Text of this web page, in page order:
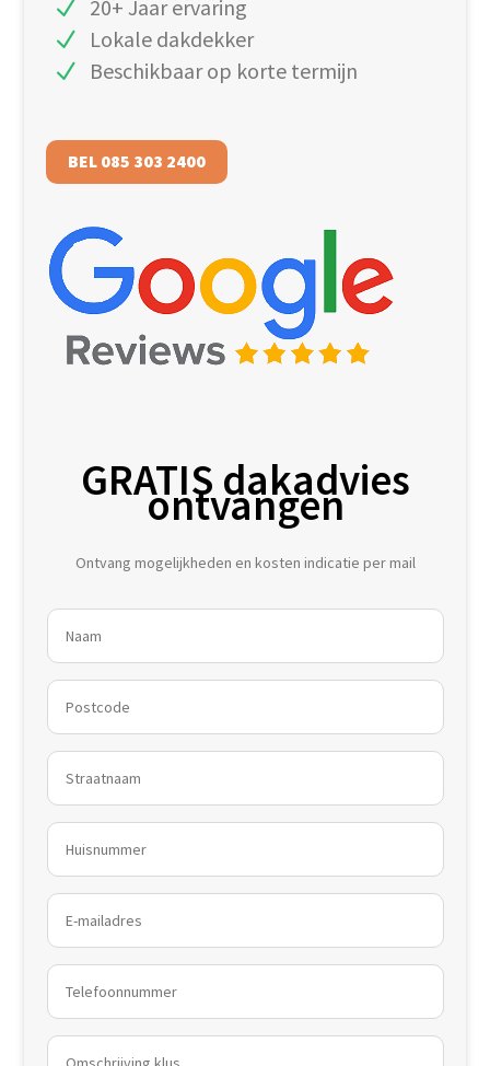
20+ Jaar ervaring
Lokale dakdekker
Beschikbaar op korte termijn
BEL 085 303 2400
GRATIS dakadvies
ontvangen
Ontvang mogelijkheden en kosten indicatie per mail